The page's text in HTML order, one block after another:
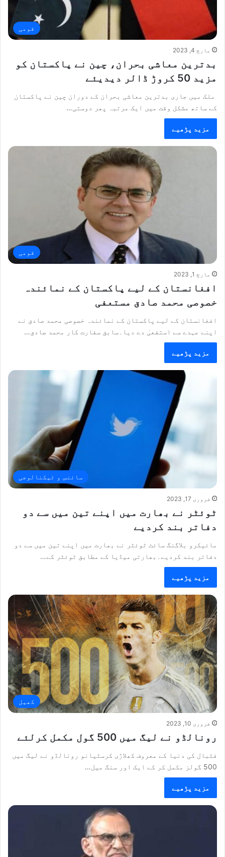
قومی
مارچ 4, 2023
بدترین معاشی بحران، چین نے پاکستان کو
مزید 50 کروڑ ڈالر دیدیئے
ملک میں جاری بدترین معاشی بحران کے دوران چین نے پاکستان
کے ساتھ مشکل وقت میں ایک مرتبہ پھر دوستی…
مزید پڑھیے
قومی
مارچ 1, 2023
افغانستان کے لیے پاکستان کے نمائندہ
خصوصی محمد صادق مستعفی
افغانستان کے لیے پاکستان کے نمائندہ خصوصی محمد صادق نے
اپنے عہدے سے استفعیٰ دے دیا۔سابق سفارت کار محمد صادق…
مزید پڑھیے
سائنس و ٹیکنالوجی
فروری 17, 2023
ٹوئٹر نے بھارت میں اپنے تین میں سے دو
دفاتر بند کردیے
مائیکرو بلاگنگ سائٹ ٹوئٹر نے بھارت میں اپنے تین میں سے دو
دفاتر بند کردیے۔بھارتی میڈیا کے مطابق ٹوئٹر کے…
مزید پڑھیے
کھیل
فروری 10, 2023
رونالڈو نے لیگ میں 500 گول مکمل کرلئے
فٹبال کی دنیا کے معروف کھلاڑی کرسٹیانو رونالڈو نے لیگ میں
500 گولز مکمل کر کے ایک اور سنگ ميل…
مزید پڑھیے